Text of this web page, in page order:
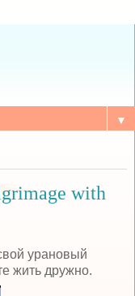
▼
with
урановый
жить дружно.